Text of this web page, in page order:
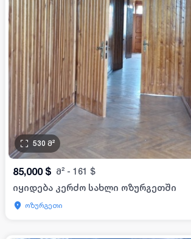
530 მ²
85,000 $ მ² - 161 $
იყიდება კერძო სახლი ოზურგეთში
ოზურგეთი